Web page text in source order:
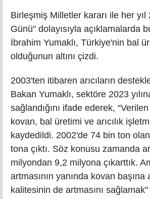
Birleşmiş Milletler kararı ile her yıl
Günü" dolayısıyla açıklamalarda
İbrahim Yumaklı, Türkiye'nin bal
olduğunun altını çizdi.
2003'ten itibaren arıcıların
Bakan Yumaklı, sektöre 2023
sağlandığını ifade ederek,
kovan, bal üretimi ve arıcılık
kaydedildi. 2002'de 74 bin ton
tona çıktı. Söz konusu zamanda
milyondan 9,2 milyona çıkarttık.
artmasının yanında kovan
kalitesinin de artmasını